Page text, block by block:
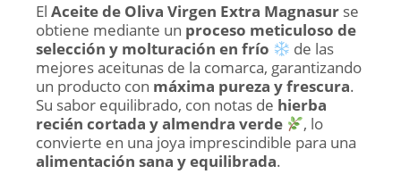
El Aceite de Oliva Virgen Extra Magnasur se
obtiene mediante un proceso meticuloso de
selección y molturación en frío
de las
mejores aceitunas de la comarca, garantizando
un producto con máxima pureza y frescura.
Su sabor equilibrado, con notas de hierba
recién cortada y almendra verde
, lo
convierte en una joya imprescindible para una
alimentación sana y equilibrada.